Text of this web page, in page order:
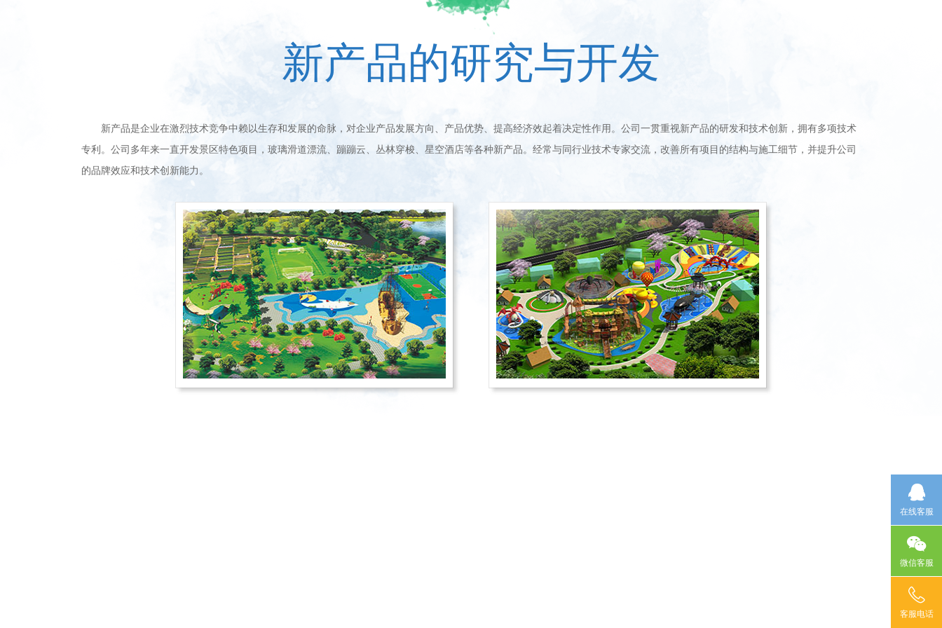
新产品的研究与开发
新产品是企业在激烈技术竞争中赖以生存和发展的命脉，对企业产品发展方向、产品优势、提高经济效起着决定性作用。公司一贯重视新产品的研发和技术创新，拥有多项技术
专利。公司多年来一直开发景区特色项目，玻璃滑道漂流、蹦蹦云、丛林穿梭、星空酒店等各种新产品。经常与同行业技术专家交流，改善所有项目的结构与施工细节，并提升公司
的品牌效应和技术创新能力。
在线客服
微信客服
客服电话